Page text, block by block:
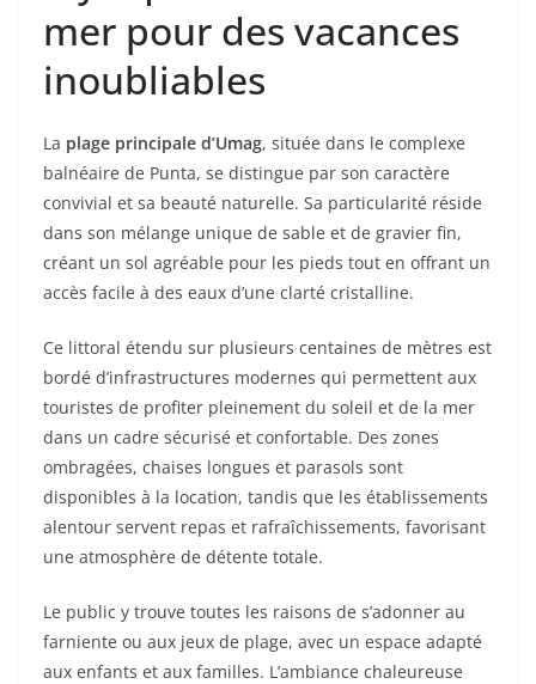
mer pour des vacances
inoubliables
La plage principale d’Umag, située dans le complexe
balnéaire de Punta, se distingue par son caractère
convivial et sa beauté naturelle. Sa particularité réside
dans son mélange unique de sable et de gravier fin,
créant un sol agréable pour les pieds tout en offrant un
accès facile à des eaux d’une clarté cristalline.
Ce littoral étendu sur plusieurs centaines de mètres est
bordé d’infrastructures modernes qui permettent aux
touristes de profiter pleinement du soleil et de la mer
dans un cadre sécurisé et confortable. Des zones
ombragées, chaises longues et parasols sont
disponibles à la location, tandis que les établissements
alentour servent repas et rafraîchissements, favorisant
une atmosphère de détente totale.
Le public y trouve toutes les raisons de s’adonner au
farniente ou aux jeux de plage, avec un espace adapté
aux enfants et aux familles. L’ambiance chaleureuse